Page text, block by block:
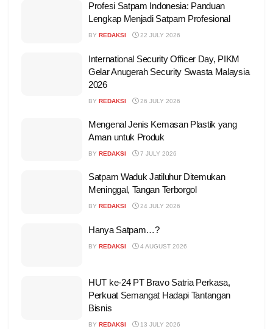
Profesi Satpam Indonesia: Panduan
Lengkap Menjadi Satpam Profesional
BY REDAKSI 22 JULY 2026
International Security Officer Day, PIKM
Gelar Anugerah Security Swasta Malaysia
2026
BY REDAKSI 26 JULY 2026
Mengenal Jenis Kemasan Plastik yang
Aman untuk Produk
BY REDAKSI 7 JULY 2026
Satpam Waduk Jatiluhur Ditemukan
Meninggal, Tangan Terborgol
BY REDAKSI 24 JULY 2026
Hanya Satpam…?
BY REDAKSI 4 AUGUST 2026
HUT ke-24 PT Bravo Satria Perkasa,
Perkuat Semangat Hadapi Tantangan
Bisnis
BY REDAKSI 13 JULY 2026